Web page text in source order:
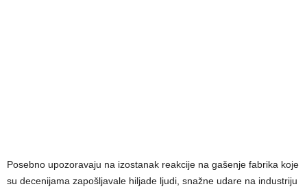
Posebno upozoravaju na izostanak reakcije na gašenje fabrika koje
su decenijama zapošljavale hiljade ljudi, snažne udare na industriju